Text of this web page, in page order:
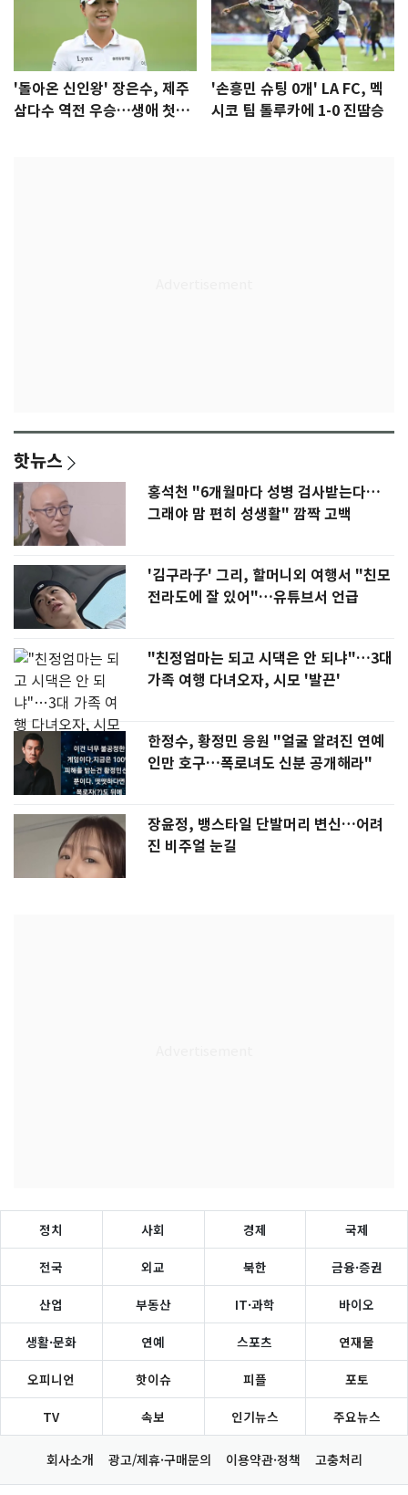
'돌아온 신인왕' 장은수, 제주
삼다수 역전 우승…생애 첫승
'손흥민 슈팅 0개' LA FC, 멕
시코 팀 톨루카에 1-0 진땀승
핫뉴스
홍석천 "6개월마다 성병 검사받는다…
그래야 맘 편히 성생활" 깜짝 고백
'김구라子' 그리, 할머니외 여행서 "친모
전라도에 잘 있어"…유튜브서 언급
"친정엄마는 되고 시댁은 안 되냐"…3대
가족 여행 다녀오자, 시모 '발끈'
한정수, 황정민 응원 "얼굴 알려진 연예
인만 호구…폭로녀도 신분 공개해라"
장윤정, 뱅스타일 단발머리 변신…어려
진 비주얼 눈길
정치 사회 경제 국제
전국 외교 북한 금융·증권
산업 부동산 IT·과학 바이오
생활·문화 연예 스포츠 연재물
오피니언 핫이슈 피플 포토
TV 속보 인기뉴스 주요뉴스
회사소개 광고/제휴·구매문의 이용약관·정책 고충처리